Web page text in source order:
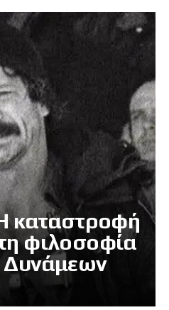
καταστροφή
φιλοσοφία
Δυνάμεων